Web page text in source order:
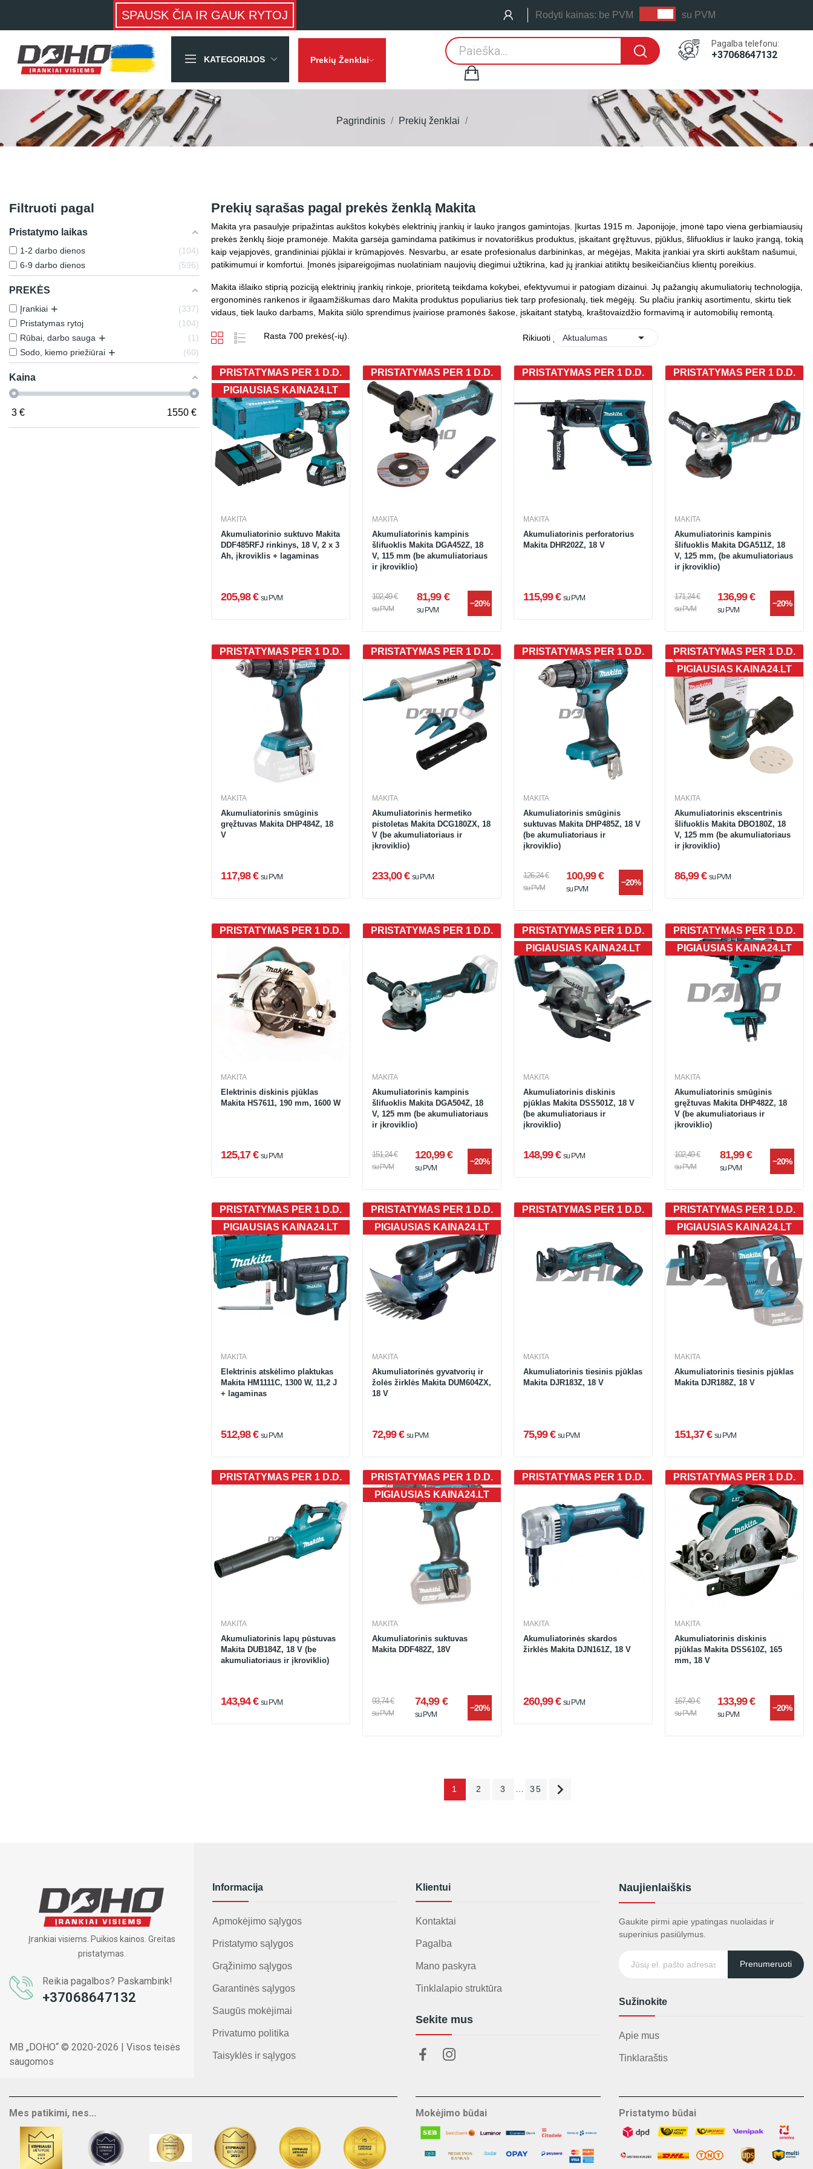
SPAUSK ČIA IR GAUK RYTOJ Rodyti kainas: be PVM su PVM
KATEGORIJOS Prekių Ženklai
Pagalba telefonu:
+37068647132
Pagrindinis Prekių ženklai
Filtruoti pagal
Pristatymo laikas
1-2 darbo dienos
104
6-9 darbo dienos
596
PREKĖS
Įrankiai +
337
Pristatymas rytoj
104
Rūbai, darbo sauga +
1
Sodo, kiemo priežiūrai + 60
Kaina
3 € 1550€
Prekių sąrašas pagal prekės ženklą Makita
Makita yra pasaulyje pripažintas aukštos kokybės elektrinių įrankių ir lauko įrangos gamintojas. Įkurtas 1915 m. Japonijoje, įmonė tapo viena gerbiamiausių
prekės ženklų šioje pramonėje. Makita garsėja gamindama patikimus ir novatoriškus produktus, įskaitant gręžtuvus, pjūklus, šlifuoklius ir lauko įrangą, tokią
kaip vejapjovės, grandininiai pjūklai ir krūmapjovės. Nesvarbu, ar esate profesionalus darbininkas, ar mėgėjas, Makita įrankiai yra skirti aukštam našumui,
patikimumui ir komfortui. Įmonės įsipareigojimas nuolatiniam naujovių diegimui užtikrina, kad jų įrankiai atitiktų besikeičiančius klientų poreikius.
Makita išlaiko stiprią poziciją elektrinių įrankių rinkoje, prioritetą teikdama kokybei, efektyvumui ir patogiam dizainui. Jų pažangių akumuliatorių technologija,
ergonominės rankenos ir ilgaamžiškumas daro Makita produktus populiarius tiek tarp profesionalų, tiek mėgėjų. Su plačiu įrankių asortimentu, skirtu tiek
vidaus, tiek lauko darbams, Makita siūlo sprendimus įvairiose pramonės šakose, įskaitant statybą, kraštovaizdžio formavimą ir automobilių remontą.
Rasta 700 prekės(-ių). Rikiuoti pagal:Aktualumas 
PIGIAUSIAS KAINA24.LT
PRISTATYMAS PER 1 D.D.
MAKITA
Akumuliatorinio suktuvo Makita
DDF485RFJ rinkinys, 18 V, 2 x 3
Ah, įkroviklis + lagaminas
205,98 € su PVM
PRISTATYMAS PER 1 D.D.
MAKITA
Akumuliatorinis kampinis
šlifuoklis Makita DGA452Z, 18
V, 115 mm (be akumuliatoriaus
ir įkroviklio)
102,49 €
su PVM
81,99 €
su PVM
−20%
PRISTATYMAS PER 1 D.D.
MAKITA
Akumuliatorinis perforatorius
Makita DHR202Z, 18 V
115,99 € su PVM
PRISTATYMAS PER 1 D.D.
MAKITA
Akumuliatorinis kampinis
šlifuoklis Makita DGA511Z, 18
V, 125 mm, (be akumuliatoriaus
ir įkroviklio)
171,24 €
su PVM
136,99 €
su PVM
−20%
PRISTATYMAS PER 1 D.D.
MAKITA
Akumuliatorinis smūginis
gręžtuvas Makita DHP484Z, 18
V
117,98 € su PVM
PRISTATYMAS PER 1 D.D.
MAKITA
Akumuliatorinis hermetiko
pistoletas Makita DCG180ZX, 18
V (be akumuliatoriaus ir
įkroviklio)
233,00 € su PVM
PRISTATYMAS PER 1 D.D.
MAKITA
Akumuliatorinis smūginis
suktuvas Makita DHP485Z, 18 V
(be akumuliatoriaus ir
įkroviklio)
126,24 €
su PVM
100,99 €
su PVM
−20%
PIGIAUSIAS KAINA24.LT
PRISTATYMAS PER 1 D.D.
MAKITA
Akumuliatorinis ekscentrinis
šlifuoklis Makita DBO180Z, 18
V, 125 mm (be akumuliatoriaus
ir įkroviklio)
86,99 € su PVM
PRISTATYMAS PER 1 D.D.
MAKITA
Elektrinis diskinis pjūklas
Makita HS7611, 190 mm, 1600 W
125,17 € su PVM
PRISTATYMAS PER 1 D.D.
MAKITA
Akumuliatorinis kampinis
šlifuoklis Makita DGA504Z, 18
V, 125 mm (be akumuliatoriaus
ir įkroviklio)
151,24 €
su PVM
120,99 €
su PVM
−20%
PIGIAUSIAS KAINA24.LT
PRISTATYMAS PER 1 D.D.
MAKITA
Akumuliatorinis diskinis
pjūklas Makita DSS501Z, 18 V
(be akumuliatoriaus ir
įkroviklio)
148,99 € su PVM
PIGIAUSIAS KAINA24.LT
PRISTATYMAS PER 1 D.D.
MAKITA
Akumuliatorinis smūginis
gręžtuvas Makita DHP482Z, 18
V (be akumuliatoriaus ir
įkroviklio)
102,49 €
su PVM
81,99 €
su PVM
−20%
PIGIAUSIAS KAINA24.LT
PRISTATYMAS PER 1 D.D.
MAKITA
Elektrinis atskėlimo plaktukas
Makita HM1111C, 1300 W, 11,2 J
+ lagaminas
512,98 € su PVM
PIGIAUSIAS KAINA24.LT
PRISTATYMAS PER 1 D.D.
MAKITA
Akumuliatorinės gyvatvorių ir
žolės žirklės Makita DUM604ZX,
18 V
72,99 € su PVM
PRISTATYMAS PER 1 D.D.
MAKITA
Akumuliatorinis tiesinis pjūklas
Makita DJR183Z, 18 V
75,99 € su PVM
PIGIAUSIAS KAINA24.LT
PRISTATYMAS PER 1 D.D.
MAKITA
Akumuliatorinis tiesinis pjūklas
Makita DJR188Z, 18 V
151,37 € su PVM
PRISTATYMAS PER 1 D.D.
MAKITA
Akumuliatorinis lapų pūstuvas
Makita DUB184Z, 18 V (be
akumuliatoriaus ir įkroviklio)
143,94 € su PVM
PIGIAUSIAS KAINA24.LT
PRISTATYMAS PER 1 D.D.
MAKITA
Akumuliatorinis suktuvas
Makita DDF482Z, 18V
93,74 €
su PVM
74,99 €
su PVM
−20%
PRISTATYMAS PER 1 D.D.
MAKITA
Akumuliatorinės skardos
žirklės Makita DJN161Z, 18 V
260,99 € su PVM
PRISTATYMAS PER 1 D.D.
MAKITA
Akumuliatorinis diskinis
pjūklas Makita DSS610Z, 165
mm, 18 V
167,49 €
su PVM
133,99 €
su PVM
−20%
1 2 3 35 
Įrankiai visiems. Puikios kainos. Greitas
pristatymas.
Reikia pagalbos? Paskambink!
+37068647132
MB „DOHO“ © 2020-2026 | Visos teisės
saugomos
Informacija
Apmokėjimo sąlygos
Pristatymo sąlygos
Grąžinimo sąlygos
Garantinės sąlygos
Saugūs mokėjimai
Privatumo politika
Taisyklės ir sąlygos
Klientui
Kontaktai
Pagalba
Mano paskyra
Tinklalapio struktūra
Sekite mus
Naujienlaiškis
Gaukite pirmi apie ypatingas nuolaidas ir
superinius pasiūlymus.
Prenumeruoti
Sužinokite
Apie mus
Tinklaraštis
Mes patikimi, nes... Mokėjimo būdai Pristatymo būdai